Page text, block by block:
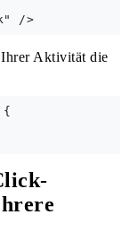
Aktivität die
{